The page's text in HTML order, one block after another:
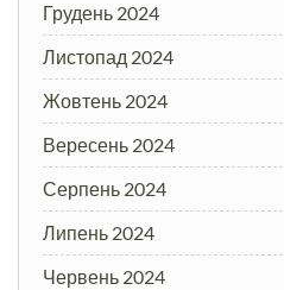
Грудень 2024
Листопад 2024
Жовтень 2024
Вересень 2024
Серпень 2024
Липень 2024
Червень 2024